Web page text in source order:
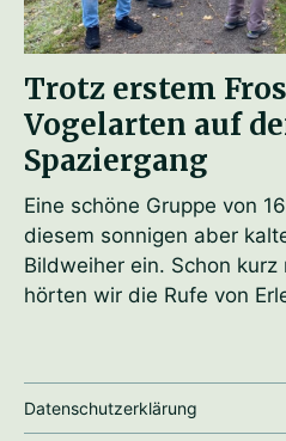
Trotz erstem
Vogelarten auf
Spaziergang
Eine schöne Gruppe von
diesem sonnigen aber
Bildweiher ein. Schon
hörten wir die Rufe von
Datenschutzerklärung